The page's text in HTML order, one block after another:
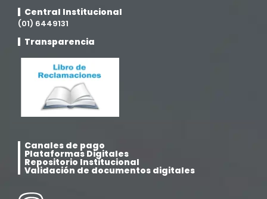
Central Institucional
(01) 6449131
Transparencia
Canales de pago
Plataformas Digitales
Repositorio Institucional
Validación de documentos digitales